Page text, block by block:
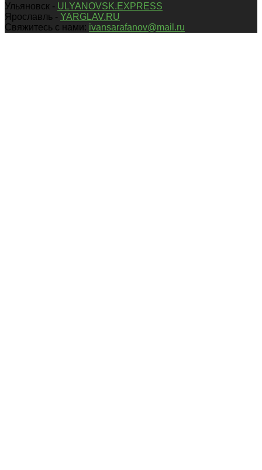
Ульяновск - ULYANOVSK.EXPRESS
Ярославль - YARGLAV.RU
Свяжитесь с нами: ivansarafanov@mail.ru